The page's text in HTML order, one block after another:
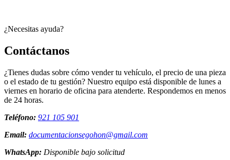
¿Necesitas ayuda?
Contáctanos
¿Tienes dudas sobre cómo vender tu vehículo, el precio de una pieza
o el estado de tu gestión? Nuestro equipo está disponible de lunes a
viernes en horario de oficina para atenderte. Respondemos en menos
de 24 horas.
Teléfono: 921 105 901
Email: documentacionsegohon@gmail.com
WhatsApp: Disponible bajo solicitud